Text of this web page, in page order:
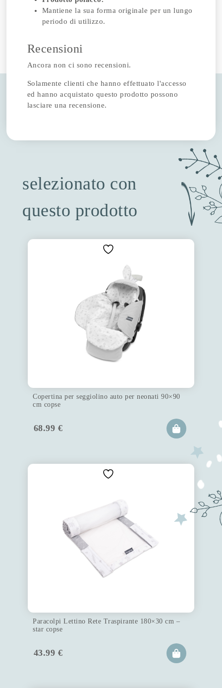
Mantiene la sua forma originale per un lungo
periodo di utilizzo.
Recensioni
Ancora non ci sono recensioni.
Solamente clienti che hanno effettuato l'accesso
ed hanno acquistato questo prodotto possono
lasciare una recensione.
selezionato con
questo prodotto
Copertina per seggiolino auto per neonati 90×90
cm copse
68.99 €
Paracolpi Lettino Rete Traspirante 180×30 cm –
star copse
43.99 €